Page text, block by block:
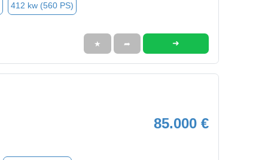
412 kw (560 PS)
★ ➦ ➜
85.000 €